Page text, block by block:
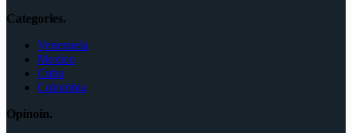
Categories.
Venezuela
Mexico
Cuba
Colombia
Opinoin.